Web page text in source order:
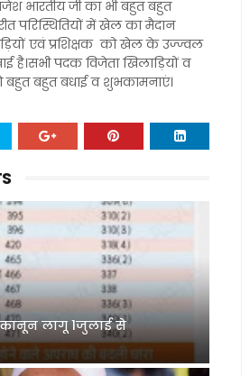
भारतीय जी का भी बहुत बहुत
परिस्थितियों में खेल का मैदान
एवं प्रशिक्षक को खेल के उज्ज्वल
है।सभी पदक विजेता खिलाड़ियों व
बहुत बधाई व शुभकामनाएं।
लागू 1जुलाई से